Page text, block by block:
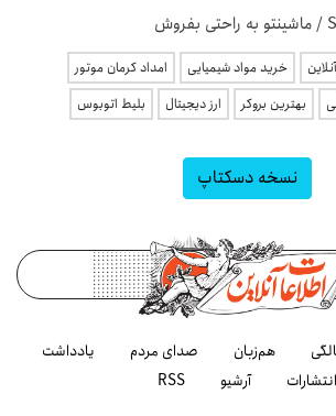
خرید مواد شیمیایی
امداد کرمان موتور
بهترین بروکر ارز دیجیتال بلیط اتوبوس
نسخه دسکتاپ
هم‌زبان صدای مردم
یادداشت
انتشارات
آرشیو RSS